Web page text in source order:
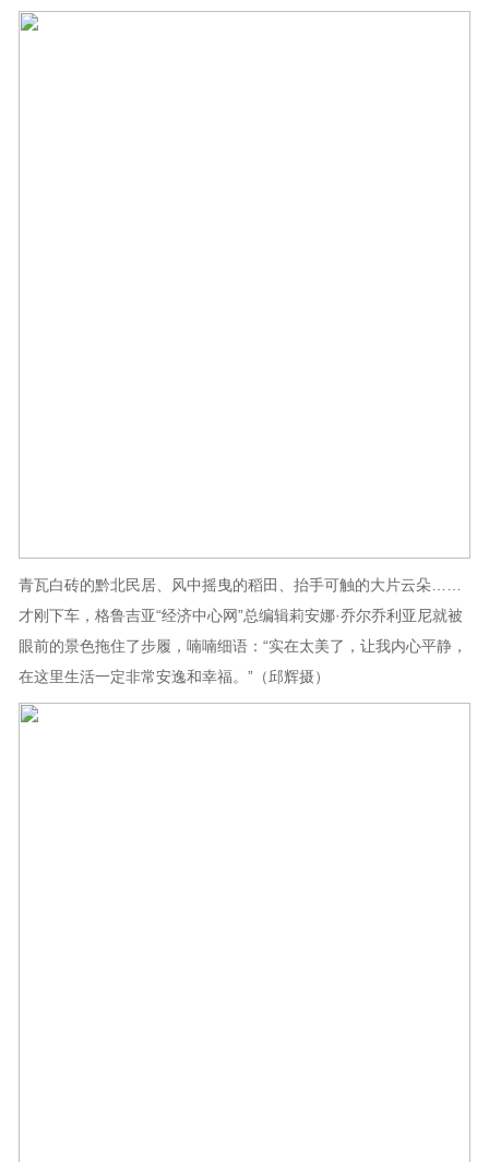
青瓦白砖的黔北民居、风中摇曳的稻田、抬手可触的大片云朵……
才刚下车，格鲁吉亚“经济中心网”总编辑莉安娜·乔尔乔利亚尼就被
眼前的景色拖住了步履，喃喃细语：“实在太美了，让我内心平静，
在这里生活一定非常安逸和幸福。”（邱辉摄）